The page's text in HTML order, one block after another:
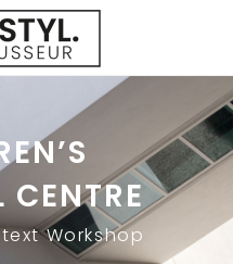
CENTRE
Workshop